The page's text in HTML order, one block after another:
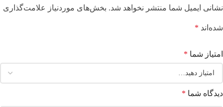
نشانی ایمیل شما منتشر نخواهد شد. بخش‌های موردنیاز علامت‌گذاری
شده‌اند *
امتیاز شما *
دیدگاه شما *